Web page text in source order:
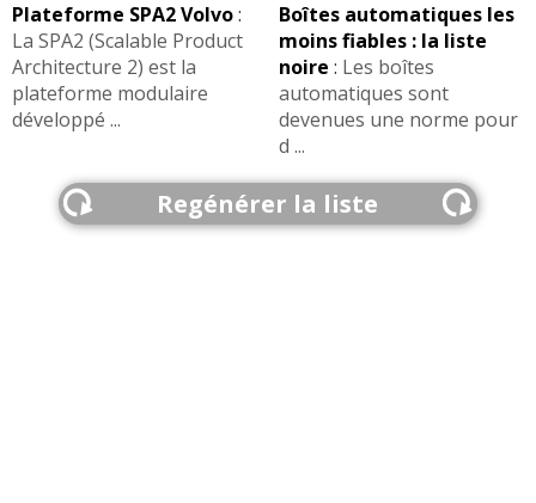
Plateforme SPA2 Volvo:
La SPA2 (Scalable Product
Architecture 2) est la
plateforme modulaire
développé ...
Boîtes automatiques les
moins fiables : la liste
noire : Les boîtes
automatiques sont
devenues une norme pour
d ...
Regénérer la liste